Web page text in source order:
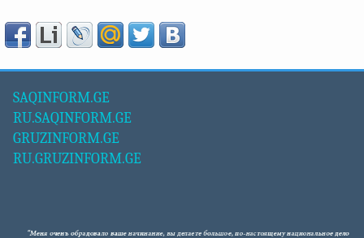
SAQINFORM.GE
RU.SAQINFORM.GE
GRUZINFORM.GE
RU.GRUZINFORM.GE